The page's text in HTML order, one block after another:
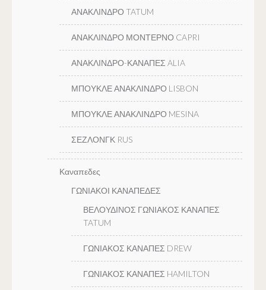
ΑΝΑΚΛΙΝΔΡΟ TATUM
ΑΝΑΚΛΙΝΔΡΟ ΜΟΝΤΕΡΝΟ CAPRI
ΑΝΑΚΛΙΝΔΡΟ-ΚΑΝΑΠΕΣ ALIA
ΜΠΟΥΚΛΕ ΑΝΑΚΛΙΝΔΡΟ LISBON
ΜΠΟΥΚΛΕ ΑΝΑΚΛΙΝΔΡΟ MESINA
ΣΕΖΛΟΝΓΚ RUS
Καναπεδες
ΓΩΝΙΑΚΟΙ ΚΑΝΑΠΕΔΕΣ
ΒΕΛΟΥΔΙΝΟΣ ΓΩΝΙΑΚΟΣ ΚΑΝΑΠΕΣ
TATUM
ΓΩΝΙΑΚΟΣ ΚΑΝΑΠΕΣ DREW
ΓΩΝΙΑΚΟΣ ΚΑΝΑΠΕΣ HAMILTON